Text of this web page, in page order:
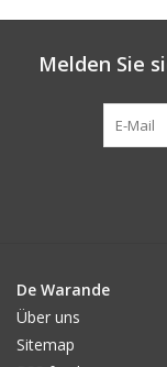
Melden Sie
De Warande
Über uns
Sitemap